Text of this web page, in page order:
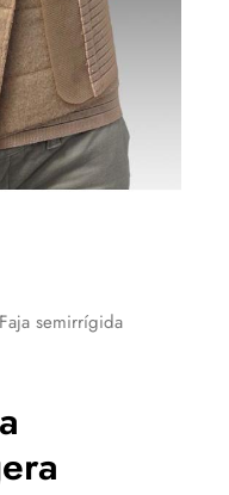
semirrígida